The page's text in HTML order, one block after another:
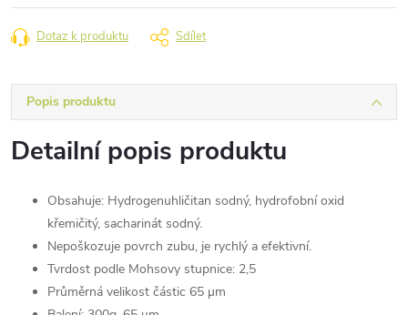
Dotaz k produktu Sdílet
Popis produktu
Detailní popis produktu
Obsahuje: Hydrogenuhličitan sodný, hydrofobní oxid
křemičitý, sacharinát sodný.
Nepoškozuje povrch zubu, je rychlý a efektivní.
Tvrdost podle Mohsovy stupnice: 2,5
Průměrná velikost částic 65 µm